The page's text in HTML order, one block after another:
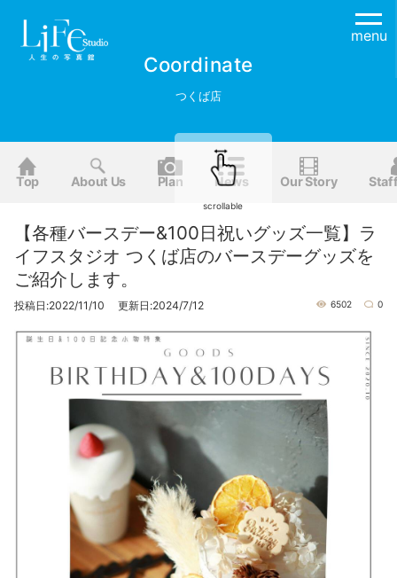
menu
Coordinate
つくば店
Top About Us Plan News Our Story
【各種バースデー&100日祝いグッズ一覧】ラ
イフスタジオ つくば店のバースデーグッズを
ご紹介します。
投稿日:2022/11/10 更新日:2024/7/12 6502 0